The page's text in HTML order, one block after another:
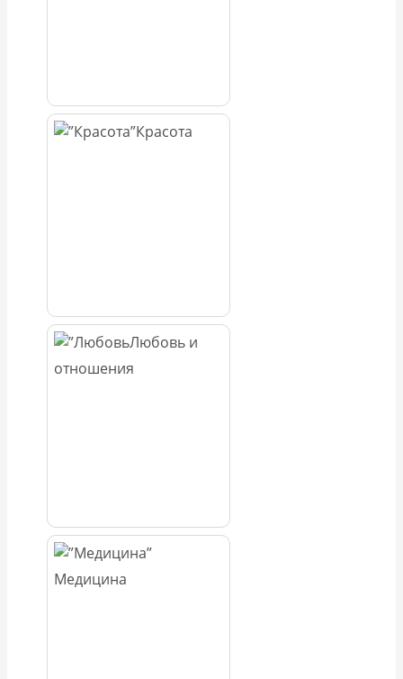
Красота
Любовь и
отношения
Медицина